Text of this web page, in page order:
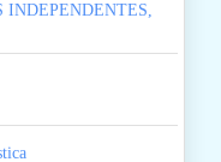
INDEPENDENTES,